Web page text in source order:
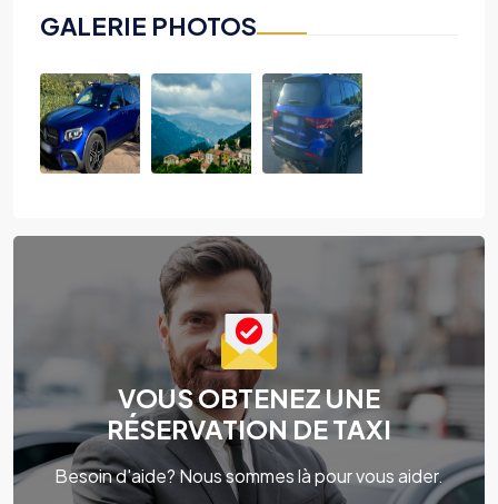
GALERIE PHOTOS
VOUS OBTENEZ UNE
RÉSERVATION DE TAXI
Besoin d'aide? Nous sommes là pour vous aider.